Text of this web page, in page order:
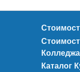
Каталог